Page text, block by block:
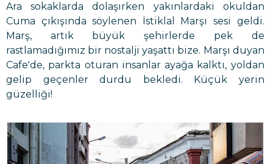
Ara sokaklarda dolaşırken yakınlardaki okuldan
Cuma çıkışında söylenen İstiklal Marşı sesi geldi.
Marş, artık büyük şehirlerde pek de
rastlamadığımız bir nostalji yaşattı bize. Marşı duyan
Cafe'de, parkta oturan insanlar ayağa kalktı, yoldan
gelip geçenler durdu bekledi. Küçük yerin
güzelliği!